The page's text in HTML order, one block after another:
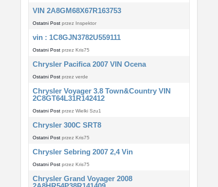
VIN 2A8GM68X67R163753
Ostatni Postprzez Inspektor
vin : 1C8GJN3782U559111
Ostatni Postprzez Kris75
Chrysler Pacifica 2007 VIN Ocena
Ostatni Postprzez verde
Chrysler Voyager 3.8 Town&Country VIN
2C8GT64L31R142412
Ostatni Postprzez Wielki Szu1
Chrysler 300C SRT8
Ostatni Postprzez Kris75
Chrysler Sebring 2007 2,4 Vin
Ostatni Postprzez Kris75
Chrysler Grand Voyager 2008